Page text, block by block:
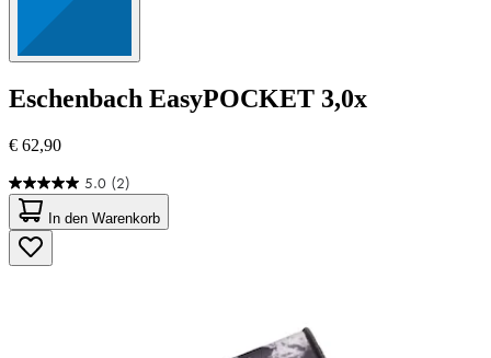
Eschenbach EasyPOCKET 3,0x
€ 62,90
5.0 (2)
5.0
von
5
Sternen.
2
In den Warenkorb